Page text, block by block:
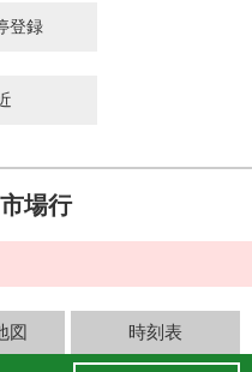
登録
場行
図 時刻表